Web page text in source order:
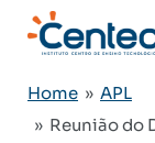
Home » APL
» Reunião do